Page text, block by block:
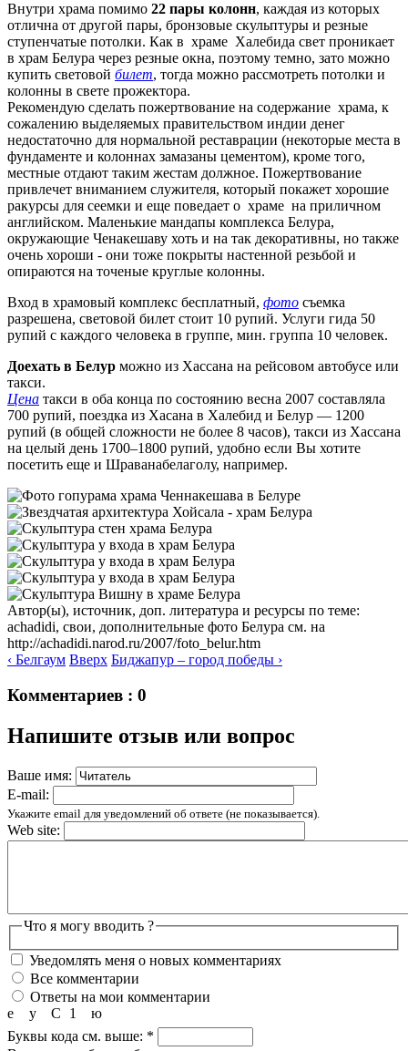
Внутри храма помимо 22 пары колонн, каждая из которых
отлична от другой пары, бронзовые скульптуры и резные
ступенчатые потолки. Как в храме Халебида свет проникает
в храм Белура через резные окна, поэтому темно, зато можно
купить световой билет, тогда можно рассмотреть потолки и
колонны в свете прожектора.
Рекомендую сделать пожертвование на содержание храма, к
сожалению выделяемых правительством индии денег
недостаточно для нормальной реставрации (некоторые места в
фундаменте и колоннах замазаны цементом), кроме того,
местные отдают таким жестам должное. Пожертвование
привлечет вниманием служителя, который покажет хорошие
ракурсы для сеемки и еще поведает о храме на приличном
английском. Маленькие мандапы комплекса Белура,
окружающие Ченакешаву хоть и на так декоративны, но также
очень хороши - они тоже покрыты настенной резьбой и
опираются на точеные круглые колонны.
Вход в храмовый комплекс бесплатный, фото съемка
разрешена, световой билет стоит 10 рупий. Услуги гида 50
рупий с каждого человека в группе, мин. группа 10 человек.
Доехать в Белур можно из Хассана на рейсовом автобусе или
такси.
Цена такси в оба конца по состоянию весна 2007 составляла
700 рупий, поездка из Хасана в Халебид и Белур — 1200
рупий (в общей сложности не более 8 часов), такси из Хассана
на целый день 1700–1800 рупий, удобно если Вы хотите
посетить еще и Шраванабелаголу, например.
Автор(ы), источник, доп. литература и ресурсы по теме:
achadidi, свои, дополнительные фото Белура см. на
http://achadidi.narod.ru/2007/foto_belur.htm
‹ Белгаум Вверх Биджапур – город победы ›
Комментариев : 0
Напишите отзыв или вопрос
Ваше имя:
E-mail:
Укажите email для уведомлений об ответе (не показывается).
Web site:
Что я могу вводить ?
Уведомлять меня о новых комментариях
Все комментарии
Ответы на мои комментарии
С
у
е 1
ю
Буквы кода см. выше: *